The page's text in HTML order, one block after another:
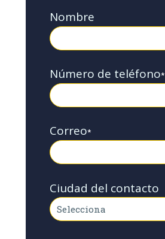
Nombre
Número de teléfono*
Correo*
Ciudad del contacto